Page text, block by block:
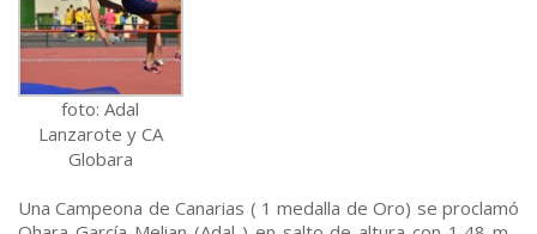
foto: Adal
Lanzarote y CA
Globara
Una Campeona de Canarias ( 1 medalla de Oro) se proclamó